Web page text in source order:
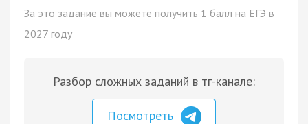
За это задание вы можете получить 1 балл на ЕГЭ в
2027 году
Разбор сложных заданий в тг-канале:
Посмотреть